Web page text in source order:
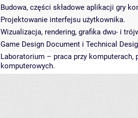
Budowa, części składowe aplikacji gry
Projektowanie interfejsu użytkownika.
Wizualizacja, rendering, grafika dwu- i
Game Design Document i Technical
Laboratorium – praca przy
komputerowych.